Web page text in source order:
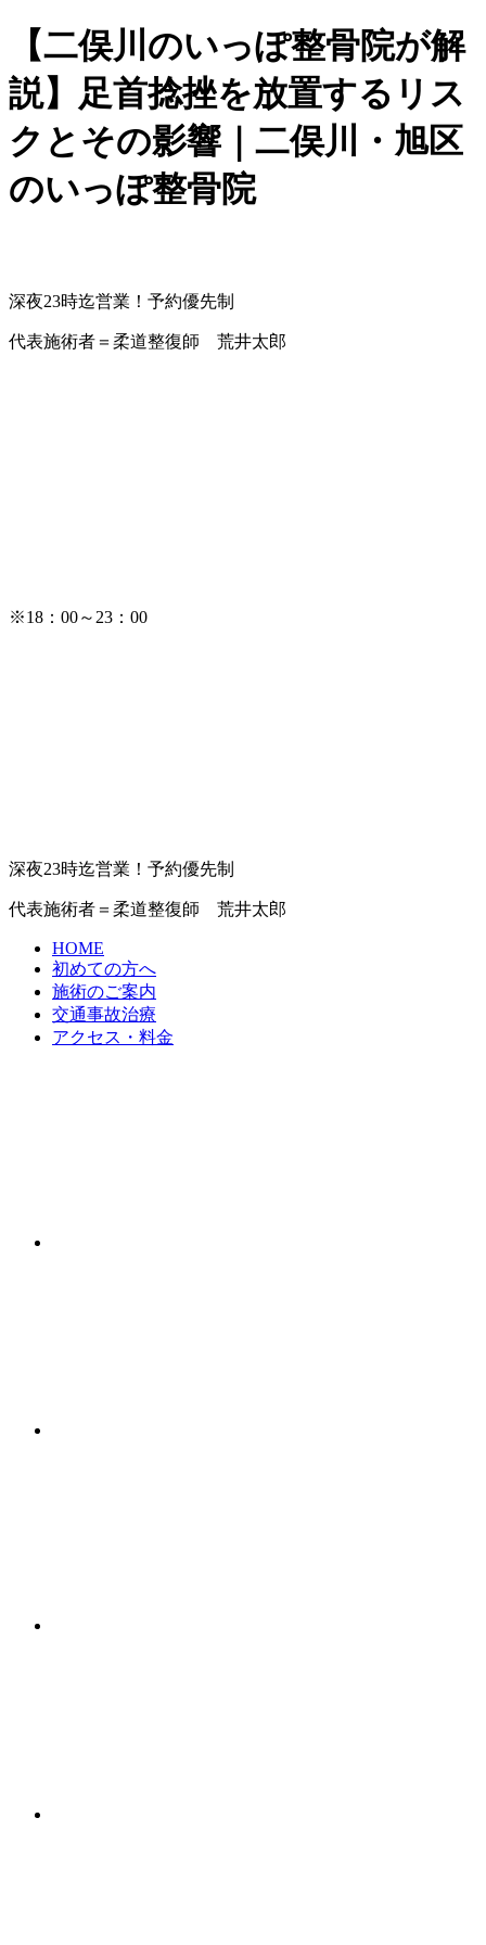
【二俣川のいっぽ整骨院が解
説】足首捻挫を放置するリス
クとその影響｜二俣川・旭区
のいっぽ整骨院
深夜23時迄営業！予約優先制
代表施術者＝柔道整復師 荒井太郎
※18：00～23：00
深夜23時迄営業！予約優先制
代表施術者＝柔道整復師 荒井太郎
HOME
初めての方へ
施術のご案内
交通事故治療
アクセス・料金